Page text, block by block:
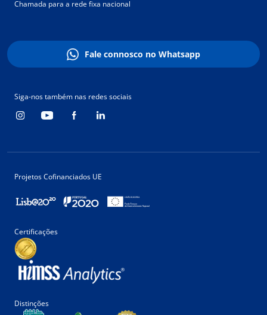
Chamada para a rede fixa nacional
Fale connosco no Whatsapp
Siga-nos também nas redes sociais
Projetos Cofinanciados UE
Certificações
Distinções